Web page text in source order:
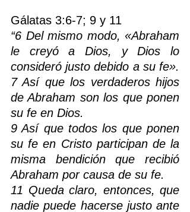
Gálatas 3:6-7; 9 y 11
“6 Del mismo modo, «Abraham
le creyó a Dios, y Dios lo
consideró justo debido a su fe».
7 Así que los verdaderos hijos
de Abraham son los que ponen
su fe en Dios.
9 Así que todos los que ponen
su fe en Cristo participan de la
misma bendición que recibió
Abraham por causa de su fe.
11 Queda claro, entonces, que
nadie puede hacerse justo ante